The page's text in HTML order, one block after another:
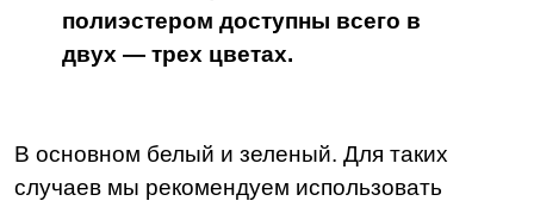
полиэстером доступны всего в
двух — трех цветах.
В основном белый и зеленый. Для таких
случаев мы рекомендуем использовать